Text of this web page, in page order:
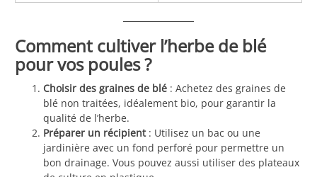
Comment cultiver l’herbe de blé
pour vos poules ?
Choisir des graines de blé : Achetez des graines de
blé non traitées, idéalement bio, pour garantir la
qualité de l’herbe.
Préparer un récipient: Utilisez un bac ou une
jardinière avec un fond perforé pour permettre un
bon drainage. Vous pouvez aussi utiliser des plateaux